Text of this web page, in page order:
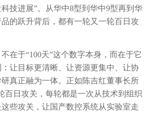
技进展”。从华中8型到华中9型再到华
的跃升背后，都有一轮又一轮百日攻
在于“100天”这个数字本身，而在于它
让目标更清晰、让资源更集中、让协
真正融为一体。正如陈吉红董事长所
百日攻关，每轮都是一次从技术到组织
些攻关，让国产数控系统从实验室走